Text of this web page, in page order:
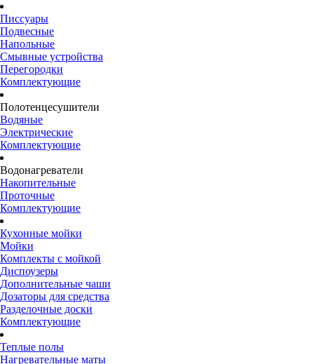
Писсуары
Подвесные
Напольные
Смывные устройства
Перегородки
Комплектующие
Полотенцесушители
Водяные
Электрические
Комплектующие
Водонагреватели
Накопительные
Проточные
Комплектующие
Кухонные мойки
Мойки
Комплекты с мойкой
Диспоузеры
Дополнительные чаши
Дозаторы для средства
Разделочные доски
Комплектующие
Теплые полы
Нагревательные маты